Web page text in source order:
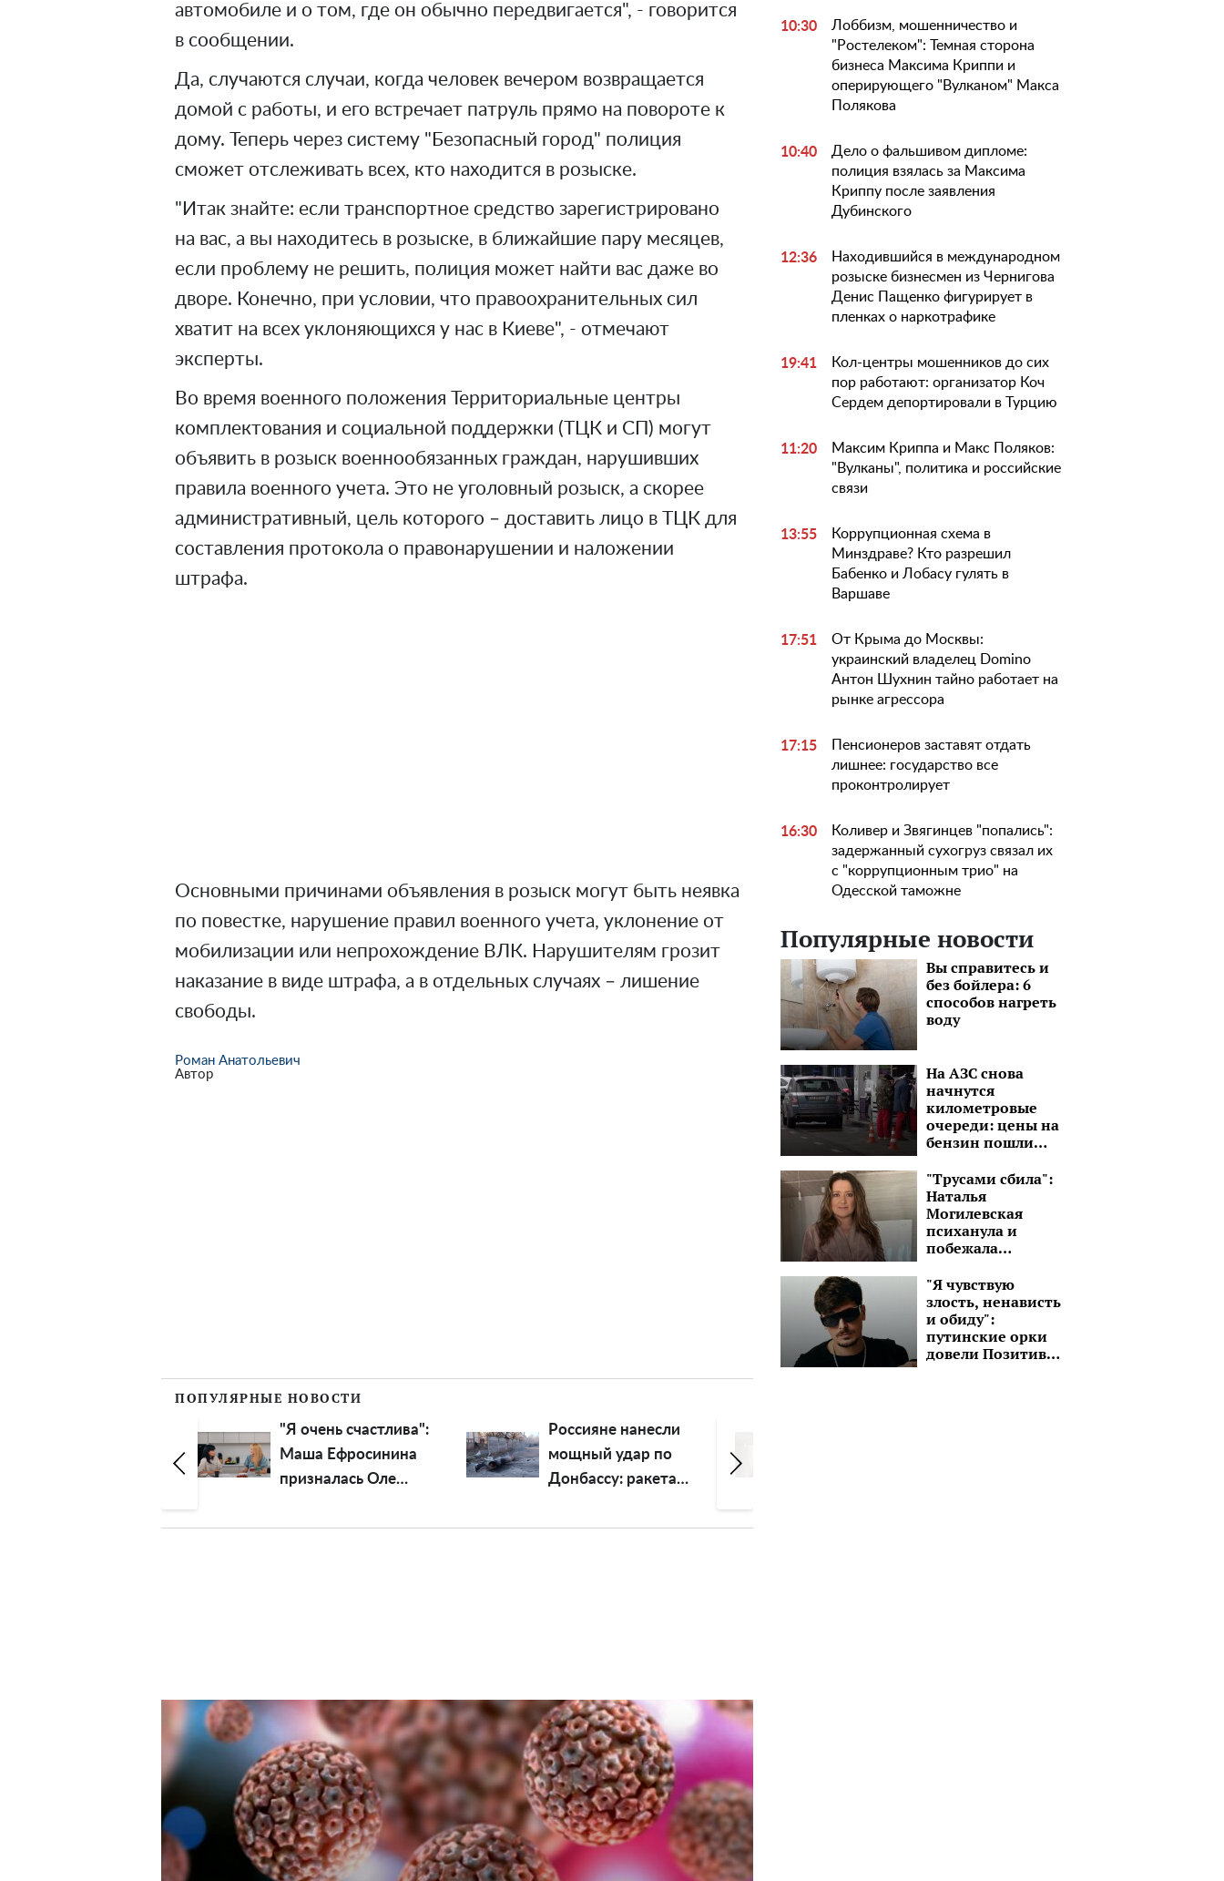
автомобиле и о том, где он обычно передвигается", - говорится
в сообщении.
Да, случаются случаи, когда человек вечером возвращается
домой с работы, и его встречает патруль прямо на повороте к
дому. Теперь через систему "Безопасный город" полиция
сможет отслеживать всех, кто находится в розыске.
"Итак знайте: если транспортное средство зарегистрировано
на вас, а вы находитесь в розыске, в ближайшие пару месяцев,
если проблему не решить, полиция может найти вас даже во
дворе. Конечно, при условии, что правоохранительных сил
хватит на всех уклоняющихся у нас в Киеве", - отмечают
эксперты.
Во время военного положения Территориальные центры
комплектования и социальной поддержки (ТЦК и СП) могут
объявить в розыск военнообязанных граждан, нарушивших
правила военного учета. Это не уголовный розыск, а скорее
административный, цель которого – доставить лицо в ТЦК для
составления протокола о правонарушении и наложении
штрафа.
Основными причинами объявления в розыск могут быть неявка
по повестке, нарушение правил военного учета, уклонение от
мобилизации или непрохождение ВЛК. Нарушителям грозит
наказание в виде штрафа, а в отдельных случаях – лишение
свободы.
Роман Анатольевич
Автор
ПОПУЛЯРНЫЕ НОВОСТИ
"Я очень счастлива":
Маша Ефросинина
Россияне нанесли
мощный удар по
Донбассу: ракета
частном секторе
"Трусами сбила":
Наталья
Могилевская
побежала
10:30
Лоббизм, мошенничество и
"Ростелеком": Темная сторона
бизнеса Максима Криппи и
оперирующего "Вулканом" Макса
Полякова
10:40
Дело о фальшивом дипломе:
полиция взялась за Максима
Криппу после заявления
Дубинского
12:36
Находившийся в международном
розыске бизнесмен из Чернигова
Денис Пащенко фигурирует в
пленках о наркотрафике
19:41
Кол-центры мошенников до сих
пор работают: организатор Коч
Сердем депортировали в Турцию
11:20
Максим Криппа и Макс Поляков:
"Вулканы", политика и российские
связи
13:55
Коррупционная схема в
Минздраве? Кто разрешил
Бабенко и Лобасу гулять в
Варшаве
17:51
От Крыма до Москвы:
украинский владелец Domino
Антон Шухнин тайно работает на
рынке агрессора
17:15
Пенсионеров заставят отдать
лишнее: государство все
проконтролирует
16:30
Коливер и Звягинцев "попались":
задержанный сухогруз связал их
с "коррупционным трио" на
Одесской таможне
Популярные новости
Вы справитесь и
без бойлера: 6
способов нагреть
воду
На АЗС снова
начнутся
километровые
очереди: цены на
бензин пошли
налог
"Трусами сбила":
Наталья
Могилевская
психанула и
побежала
дрон-камикадзе
"Я чувствую
злость, ненависть
и обиду":
путинские орки
довели Позитива